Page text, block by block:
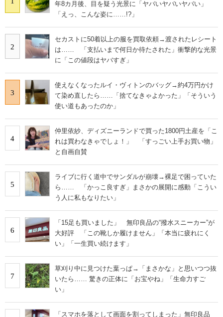
年8カ月後、目を疑う光景に「ヤバいヤバいヤバい」
「えっ、こんな姿に……!?」
2
セカストに50着以上の服を買取依頼→渡されたレシート
は…… 「支払いまで何日か待たされた」衝撃的な光景
に「この値段はヤバすぎ」
3
使えなくなったルイ・ヴィトンのバッグ→約4万円かけ
て染め直したら……「捨てなきゃよかった」「そういう
使い道もあったのか」
4
仲里依紗、ディズニーランドで買った1800円土産を「こ
れは買わなきゃでしょ！」 「すっごい上手お買い物」
と自画自賛
5
ライブに行く道中でサンダルが崩壊→裸足で困っていた
ら…… 「かっこ良すぎ」まさかの展開に感動「こうい
う人に私もなりたい」
6
「15足も買いました」 無印良品の“撥水スニーカー”が
大好評 「この靴しか履けません」「本当に疲れにく
い」「一生買い続けます」
7
草刈り中に見つけた葉っぱ→「まさかな」と思いつつ抜
いたら…… 驚きの正体に「お宝やね」「生命力すご
い」
「スマホを落として画面を割ってしまった」無印良品